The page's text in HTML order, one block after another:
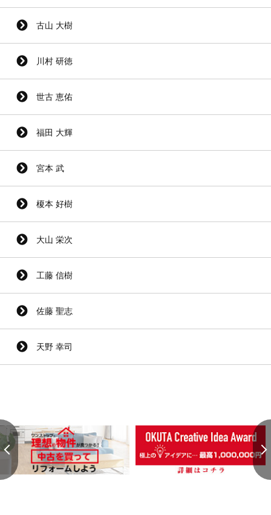
古山 大樹
川村 研徳
世古 恵佑
福田 大輝
宮本 武
榎本 好樹
大山 栄次
工藤 信樹
佐藤 聖志
天野 幸司